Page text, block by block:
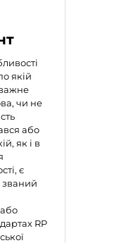
якій
чи не
або
як і в
є
званий
RP